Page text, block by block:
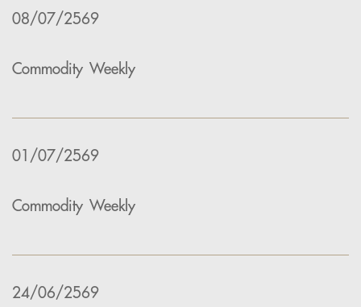
08/07/2569
Commodity Weekly
01/07/2569
Commodity Weekly
24/06/2569